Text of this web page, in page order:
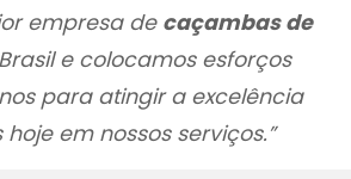
empresa de caçambas de
e colocamos esforços
para atingir a excelência
em nossos serviços.”